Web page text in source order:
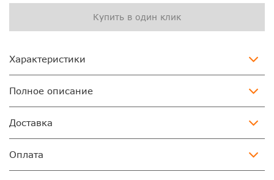
Купить в один клик
Характеристики
Полное описание
Доставка
Оплата